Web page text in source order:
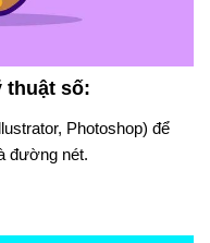
thuật số:
Photoshop) để
đường nét.